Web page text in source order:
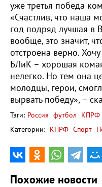
уже третья победа
«Счастлив, что наша
год подряд лучшая в
вообще, это значит,
отстроена верно.
БЛиК – хорошая
нелегко. Но тем она
молодцы, герои,
вырвать победу», –
Тэги: Россия футбол
КПРФ
Категории: КПРФ Спорт
Похожие новости